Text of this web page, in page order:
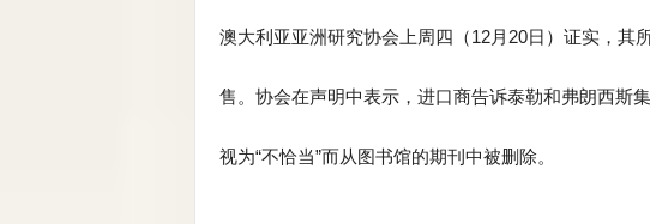
澳大利亚亚洲研究协会上周四（12月20日）证实，其
售。协会在声明中表示，进口商告诉泰勒和弗朗西斯
视为“不恰当”而从图书馆的期刊中被删除。